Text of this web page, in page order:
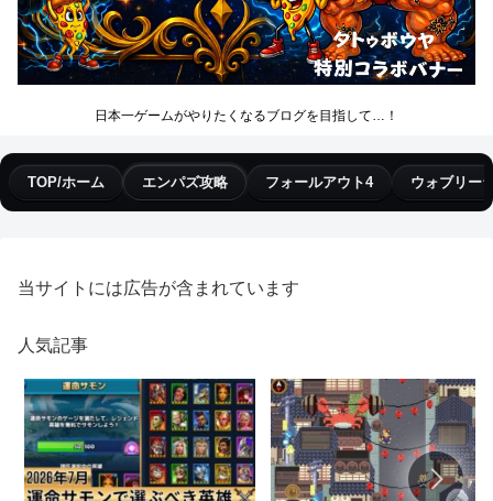
日本一ゲームがやりたくなるブログを目指して…！
TOP/ホーム エンパズ攻略 フォールアウト4 ウォブリー
当サイトには広告が含まれています
人気記事